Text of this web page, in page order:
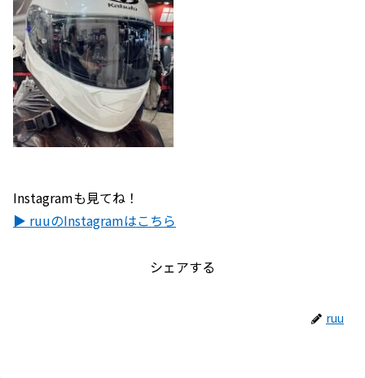
Instagramも見てね！
▶ ruuのInstagramはこちら
シェアする
ruu